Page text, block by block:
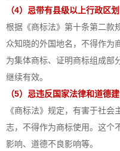
（4）忌带有县级以上行政区划
根据《商标法》第十条第二款
众知晓的外国地名，不得作为
为集体商标、证明商标组成部
继续有效。
（5）忌违反国家法律和道德
《商标法》规定，有害于社
志，不得作为商标使用。这个
影响、道德不良影响等。